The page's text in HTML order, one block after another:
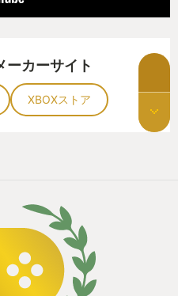
ーカーサイト
XBOXストア